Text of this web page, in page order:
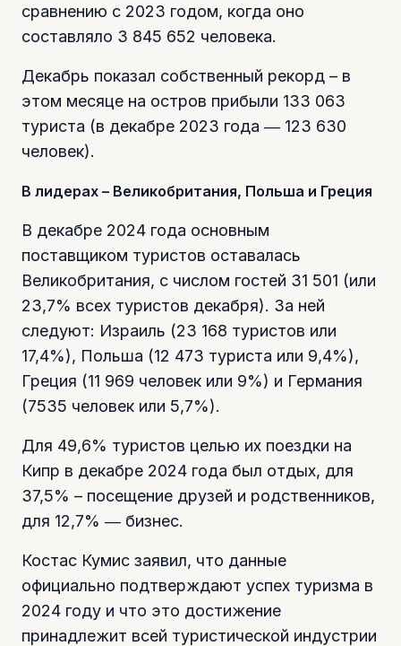
сравнению с 2023 годом, когда оно
составляло 3 845 652 человека.
Декабрь показал собственный рекорд – в
этом месяце на остров прибыли 133 063
туриста (в декабре 2023 года ― 123 630
человек).
В лидерах – Великобритания, Польша и Греция
В декабре 2024 года основным
поставщиком туристов оставалась
Великобритания, с числом гостей 31 501 (или
23,7% всех туристов декабря). За ней
следуют: Израиль (23 168 туристов или
17,4%), Польша (12 473 туриста или 9,4%),
Греция (11 969 человек или 9%) и Германия
(7535 человек или 5,7%).
Для 49,6% туристов целью их поездки на
Кипр в декабре 2024 года был отдых, для
37,5% – посещение друзей и родственников,
для 12,7% ― бизнес.
Костас Кумис заявил, что данные
официально подтверждают успех туризма в
2024 году и что это достижение
принадлежит всей туристической индустрии